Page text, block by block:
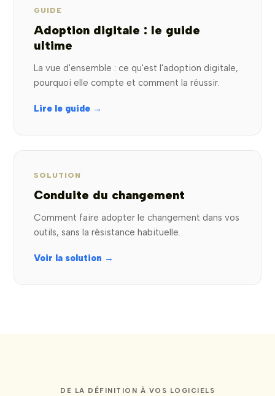
GUIDE
Adoption digitale : le guide
ultime
La vue d'ensemble : ce qu'est l'adoption digitale,
pourquoi elle compte et comment la réussir.
Lire le guide →
SOLUTION
Conduite du changement
Comment faire adopter le changement dans vos
outils, sans la résistance habituelle.
Voir la solution →
DE LA DÉFINITION À VOS LOGICIELS